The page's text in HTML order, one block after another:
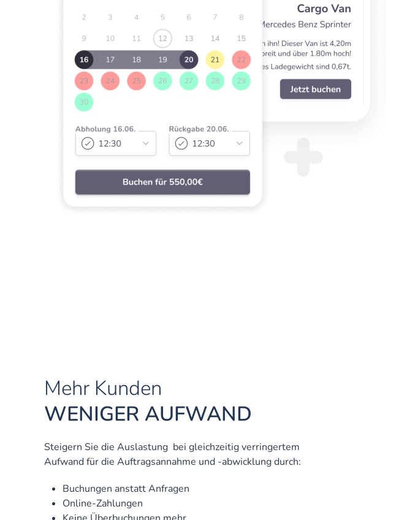
Mehr Kunden
WENIGER AUFWAND
Steigern Sie die Auslastung bei gleichzeitig verringertem
Aufwand für die Auftragsannahme und -abwicklung durch:
Buchungen anstatt Anfragen
Online-Zahlungen